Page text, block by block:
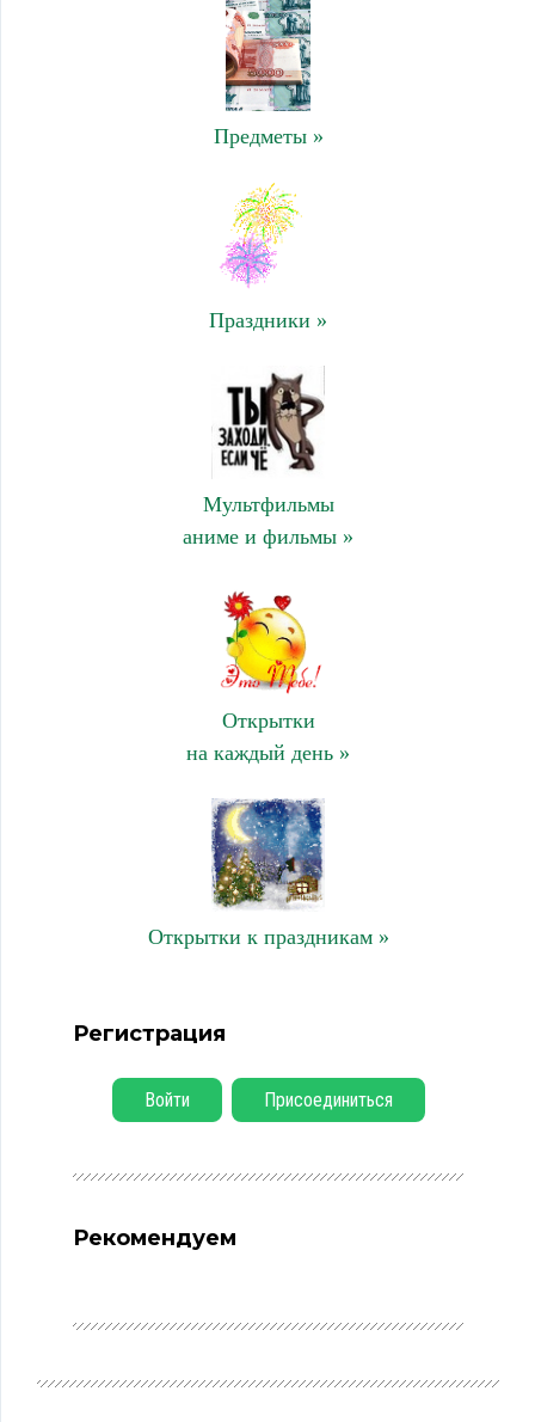
Предметы »
Праздники »
Мультфильмы
аниме и фильмы »
Открытки
на каждый день »
Открытки к праздникам »
Регистрация
Войти Присоединиться
Рекомендуем